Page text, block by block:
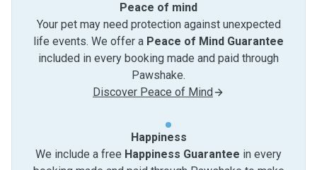
Peace of mind
Your pet may need protection against unexpected
life events. We offer a Peace of Mind Guarantee
included in every booking made and paid through
Pawshake.
Discover Peace of Mind
Happiness
We include a free Happiness Guarantee in every